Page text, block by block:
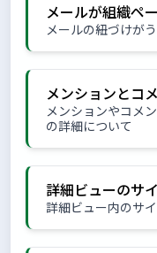
メールが組織ペ
メールの紐づけが
メンションとコ
メンションやコメ
の詳細について
詳細ビューのサ
詳細ビュー内のサ